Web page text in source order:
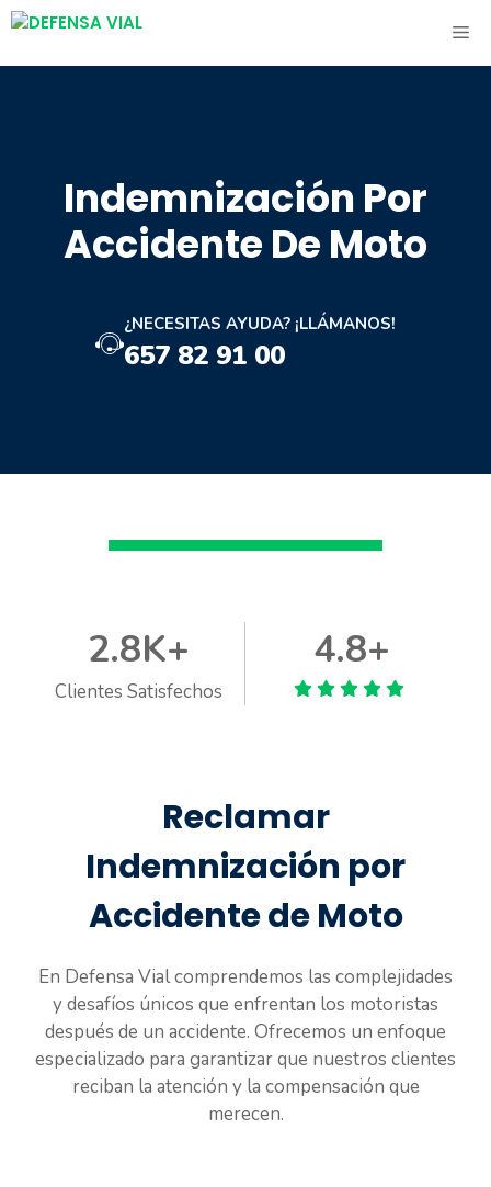
Saltar
contenido
Indemnización Por
Accidente De Moto
¿NECESITAS AYUDA? ¡LLÁMANOS!
657 82 91 00
2.8K+
Clientes Satisfechos
4.8+
Reclamar
Indemnización por
Accidente de Moto
En Defensa Vial comprendemos las complejidades
y desafíos únicos que enfrentan los motoristas
después de un accidente. Ofrecemos un enfoque
especializado para garantizar que nuestros clientes
reciban la atención y la compensación que
merecen.